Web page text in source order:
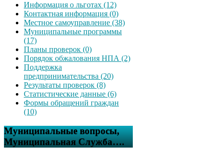
Информация о льготах (12)
Контактная информация (0)
Местное самоуправление (38)
Муниципальные программы
(17)
Планы проверок (0)
Порядок обжалования НПА (2)
Поддержка
предпринимательства (20)
Результаты проверок (8)
Статистические данные (6)
Формы обращений граждан
(10)
Муниципальные вопросы,
Муниципальная Служба….